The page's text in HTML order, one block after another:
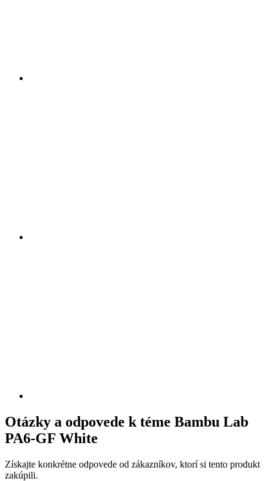
Otázky a odpovede k téme Bambu Lab
PA6-GF White
Získajte konkrétne odpovede od zákazníkov, ktorí si tento produkt
zakúpili.